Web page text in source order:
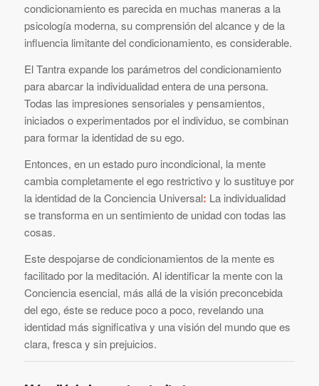
condicionamiento es parecida en muchas maneras a la
psicología moderna, su comprensión del alcance y de la
influencia limitante del condicionamiento, es considerable.
El Tantra expande los parámetros del condicionamiento
para abarcar la individualidad entera de una persona.
Todas las impresiones sensoriales y pensamientos,
iniciados o experimentados por el individuo, se combinan
para formar la identidad de su ego.
Entonces, en un estado puro incondicional, la mente
cambia completamente el ego restrictivo y lo sustituye por
la identidad de la Conciencia Universal: La individualidad
se transforma en un sentimiento de unidad con todas las
cosas.
Este despojarse de condicionamientos de la mente es
facilitado por la meditación. Al identificar la mente con la
Conciencia esencial, más allá de la visión preconcebida
del ego, éste se reduce poco a poco, revelando una
identidad más significativa y una visión del mundo que es
clara, fresca y sin prejuicios.